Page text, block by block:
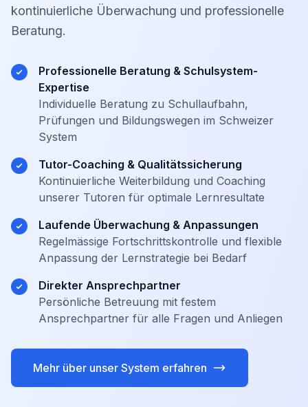
kontinuierliche Überwachung und professionelle
Beratung.
Professionelle Beratung & Schulsystem-
Expertise
Individuelle Beratung zu Schullaufbahn,
Prüfungen und Bildungswegen im Schweizer
System
Tutor-Coaching & Qualitätssicherung
Kontinuierliche Weiterbildung und Coaching
unserer Tutoren für optimale Lernresultate
Laufende Überwachung & Anpassungen
Regelmässige Fortschrittskontrolle und flexible
Anpassung der Lernstrategie bei Bedarf
Direkter Ansprechpartner
Persönliche Betreuung mit festem
Ansprechpartner für alle Fragen und Anliegen
Mehr über unser System erfahren